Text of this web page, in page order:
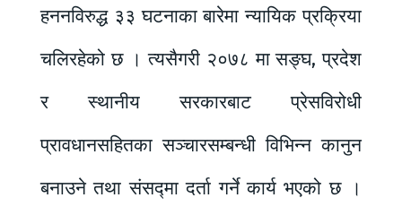
हननविरुद्ध ३३ घटनाका बारेमा न्यायिक प्रक्रिया
चलिरहेको छ । त्यसैगरी २०७८ मा सङ्घ, प्रदेश
र स्थानीय सरकारबाट प्रेसविरोधी
प्रावधानसहितका सञ्चारसम्बन्धी विभिन्न कानुन
बनाउने तथा संसद्मा दर्ता गर्ने कार्य भएको छ ।